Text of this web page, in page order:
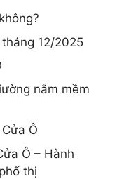
12/2025
nằm mềm
Ô
Ô – Hành
thị